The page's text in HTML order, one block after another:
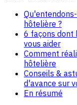
hôtelière ?
6 façons dont
vous aider
Comment
hôtelière
Conseils &
d'avance sur
En résumé